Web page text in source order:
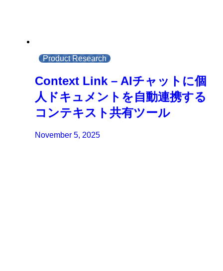
Product Research
Context Link – AIチャットに個
人ドキュメントを自動連携する
コンテキスト共有ツール
November 5, 2025